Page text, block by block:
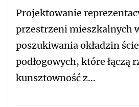
Projektowanie
przestrzeni mieszkalnych
poszukiwania okładzin
podłogowych, które łączą
kunsztowność z...